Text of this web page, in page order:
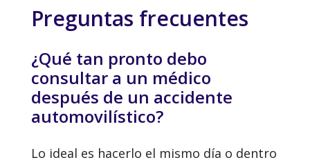
Preguntas frecuentes
¿Qué tan pronto debo
consultar a un médico
después de un accidente
automovilístico?
Lo ideal es hacerlo el mismo día o dentro